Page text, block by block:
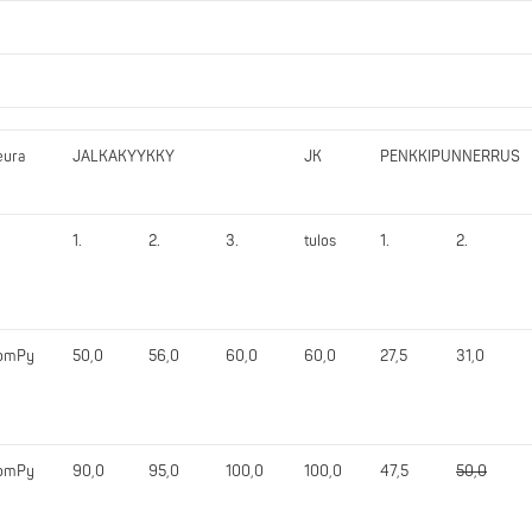
JALKAKYYKKY JK PENKKIPUNNERRUS
1. 2. 3. tulos 1. 2.
50,0 56,0 60,0 60,0 27,5 31,0
90,0 95,0 100,0 100,0 47,5 50,0